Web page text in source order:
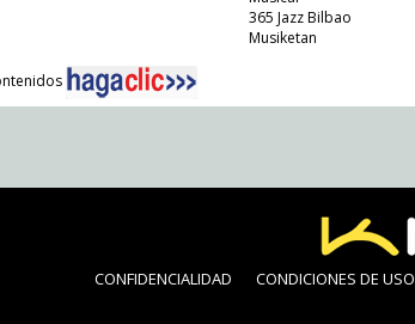
365 Jazz Bilbao
Musiketan
CONFIDENCIALIDAD CONDICIONES DE USO